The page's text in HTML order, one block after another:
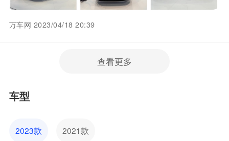
万车网 2023/04/18 20:39
查看更多
车型
2023款 2021款